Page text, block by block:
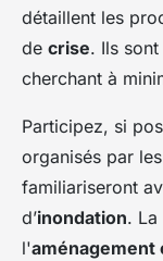
détaillent les
de crise. Ils
cherchant à
Participez, si
organisés par
familiariseront
d’inondation. La
l'aménagement